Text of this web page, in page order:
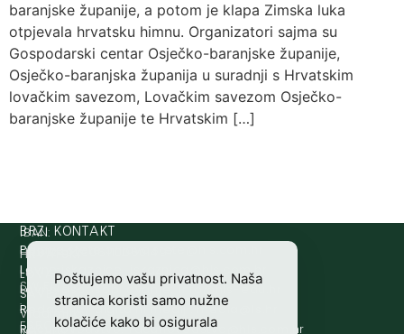
baranjske županije, a potom je klapa Zimska luka
otpjevala hrvatsku himnu. Organizatori sajma su
Gospodarski centar Osječko-baranjske županije,
Osječko-baranjska županija u suradnji s Hrvatskim
lovačkim savezom, Lovačkim savezom Osječko-
baranjske županije te Hrvatskim […]
HRVATSKI
LOVAČKI
SAVEZ
Vladimira
IBAN:
HR8124020061100501497
SWIFT/BIC
:
ESBCHR22
BRZI KONTAKT
Prijava štete:
Lovne iskaznice:
rh.moc.slh
@acinzaksi
Lovno osposobljavanje:
rh.ude-slh
@ofni
Redakcija/ digitalni mediji:@aidem
Računovodstvo:
rh.moc.slh
@ovtsdovonucar
Poštujemo vašu privatnost. Naša
stranica koristi samo nužne
kolačiće kako bi osigurala